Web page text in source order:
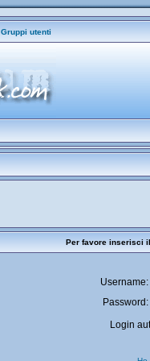
Gruppi utenti
Per favore inserisci
Username:
Password:
Login